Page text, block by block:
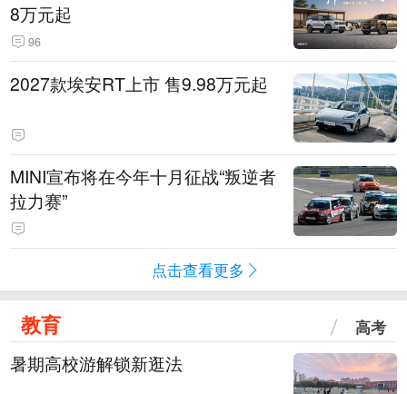
8万元起
96
2027款埃安RT上市 售9.98万元起
MINI宣布将在今年十月征战“叛逆者
拉力赛”
点击查看更多
教育 高考
暑期高校游解锁新逛法